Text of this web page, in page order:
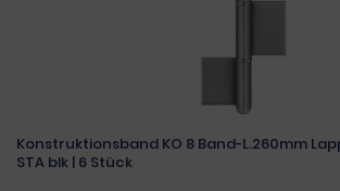
Konstruktionsband KO 8 Band-L.260mm
STA blk | 6 Stück